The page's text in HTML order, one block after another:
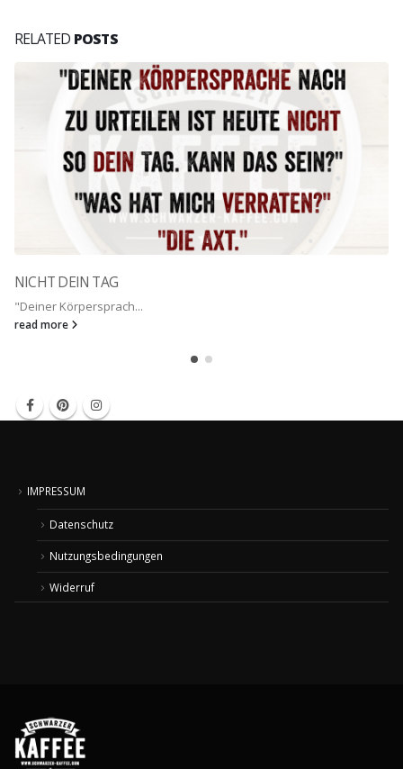
RELATED POSTS
NICHT DEIN TAG
"Deiner Körpersprach...
read more
IMPRESSUM
Datenschutz
Nutzungsbedingungen
Widerruf